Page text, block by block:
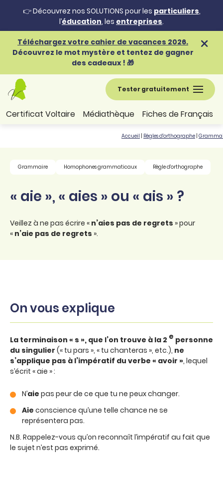
👉 Découvrez nos SOLUTIONS pour les particuliers,
l’éducation, les entreprises.
Téléchargez votre cahier de vacances 2026.
Découvrez le mot mystère et tentez de gagner
des cadeaux ! 🎁
Tester gratuitement
Certificat Voltaire Médiathèque Fiches de Français
Accueil Règles d'orthographe
Grammaire Homophones grammaticaux Règle d'orthographe
« aie », « aies » ou « ais » ?
Veillez à ne pas écrire « n’aies pas de regrets » pour
« n’aie pas de regrets ».
On vous explique
La terminaison « s », que l’on trouve à la 2 e personne
du singulier (« tu pars », « tu chanteras », etc.), ne
s’applique pas à l’impératif du verbe « avoir », lequel
s’écrit « aie » :
N’aie pas peur de ce que tu ne peux changer.
Aie conscience qu’une telle chance ne se
représentera pas.
N.B. Rappelez-vous qu’on reconnaît l’impératif au fait que
le sujet n’est pas exprimé.